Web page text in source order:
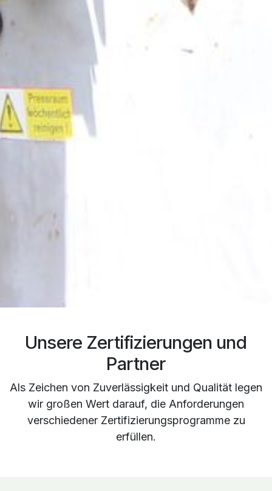
Unsere Zertifizierungen und
Partner
Als Zeichen von Zuverlässigkeit und Qualität legen
wir großen Wert darauf, die Anforderungen
verschiedener Zertifizierungsprogramme zu
erfüllen.